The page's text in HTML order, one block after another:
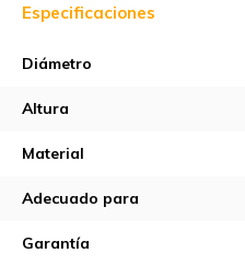
Especificaciones
Diámetro
Altura
Material
Adecuado para
Garantía